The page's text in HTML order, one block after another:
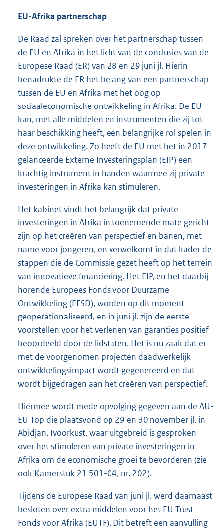
EU-Afrika partnerschap
De Raad zal spreken over het partnerschap tussen
de EU en Afrika in het licht van de conclusies van de
Europese Raad (ER) van 28 en 29 juni jl. Hierin
benadrukte de ER het belang van een partnerschap
tussen de EU en Afrika met het oog op
sociaaleconomische ontwikkeling in Afrika. De EU
kan, met alle middelen en instrumenten die zij tot
haar beschikking heeft, een belangrijke rol spelen in
deze ontwikkeling. Zo heeft de EU met het in 2017
gelanceerde Externe Investeringsplan (EIP) een
krachtig instrument in handen waarmee zij private
investeringen in Afrika kan stimuleren.
Het kabinet vindt het belangrijk dat private
investeringen in Afrika in toenemende mate gericht
zijn op het creëren van perspectief en banen, met
name voor jongeren, en verwelkomt in dat kader de
stappen die de Commissie gezet heeft op het terrein
van innovatieve financiering. Het EIP, en het daarbij
horende Europees Fonds voor Duurzame
Ontwikkeling (EFSD), worden op dit moment
geoperationaliseerd, en in juni jl. zijn de eerste
voorstellen voor het verlenen van garanties positief
beoordeeld door de lidstaten. Het is nu zaak dat er
met de voorgenomen projecten daadwerkelijk
ontwikkelingsimpact wordt gegenereerd en dat
wordt bijgedragen aan het creëren van perspectief.
Hiermee wordt mede opvolging gegeven aan de AU-
EU Top die plaatsvond op 29 en 30 november jl. in
Abidjan, Ivoorkust, waar uitgebreid is gesproken
over het stimuleren van private investeringen in
Afrika om de economische groei te bevorderen (zie
ook Kamerstuk 21 501-04, nr. 202).
Tijdens de Europese Raad van juni jl. werd daarnaast
besloten over extra middelen voor het EU Trust
Fonds voor Afrika (EUTF). Dit betreft een aanvulling